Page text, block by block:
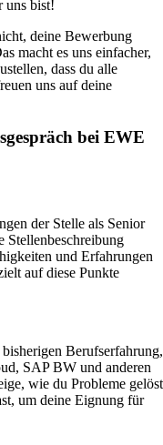
uns bist!
deine Bewerbung
macht es uns einfacher,
dass du alle
uns auf deine
bei EWE
der Stelle als Senior
Stellenbeschreibung
und Erfahrungen
auf diese Punkte
Berufserfahrung,
SAP BW und anderen
wie du Probleme gelöst
um deine Eignung für